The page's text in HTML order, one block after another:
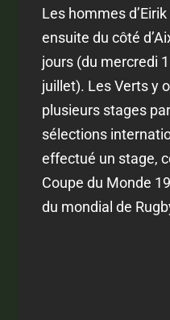
Les hommes
ensuite du côté
jours (du mercredi
juillet). Les Verts y
plusieurs stages
sélections
effectué un stage,
Coupe du Monde
du mondial de